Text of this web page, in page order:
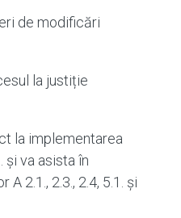
de modificări
la justiție
la implementarea
și va asista în
2.1., 2.3., 2.4, 5.1. și